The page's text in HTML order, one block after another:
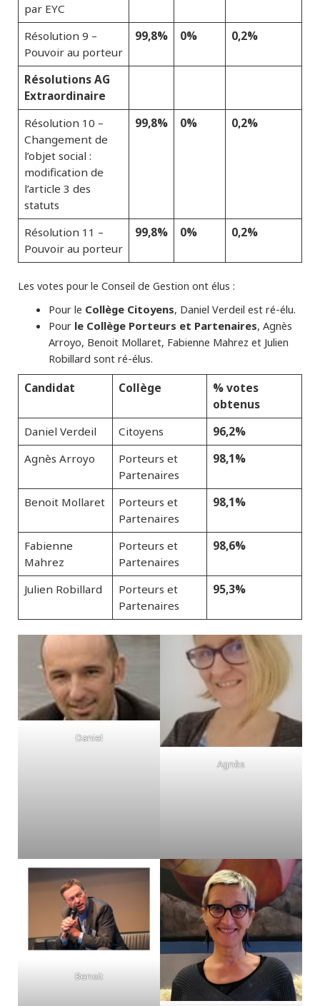
par EYC
Résolution 9 –
Pouvoir au porteur
99,8% 0% 0,2%
Résolutions AG
Extraordinaire
Résolution 10 –
Changement de
l’objet social :
modification de
l’article 3 des
statuts
99,8% 0% 0,2%
Résolution 11 –
Pouvoir au porteur
99,8% 0% 0,2%
Les votes pour le Conseil de Gestion ont élus :
Pour le Collège Citoyens, Daniel Verdeil est ré-élu.
Pour le Collège Porteurs et Partenaires, Agnès
Arroyo, Benoit Mollaret, Fabienne Mahrez et Julien
Robillard sont ré-élus.
Candidat Collège
% votes
obtenus
Daniel Verdeil Citoyens 96,2%
Agnès Arroyo
Porteurs et
Partenaires
98,1%
Benoit Mollaret
Porteurs et
Partenaires
98,1%
Fabienne
Mahrez
Porteurs et
Partenaires
98,6%
Julien Robillard
Porteurs et
Partenaires
95,3%
Daniel
Agnès
Benoit